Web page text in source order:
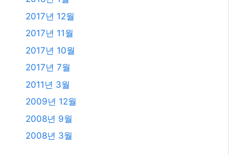
2017년 12월
2017년 11월
2017년 10월
2017년 7월
2011년 3월
2009년 12월
2008년 9월
2008년 3월